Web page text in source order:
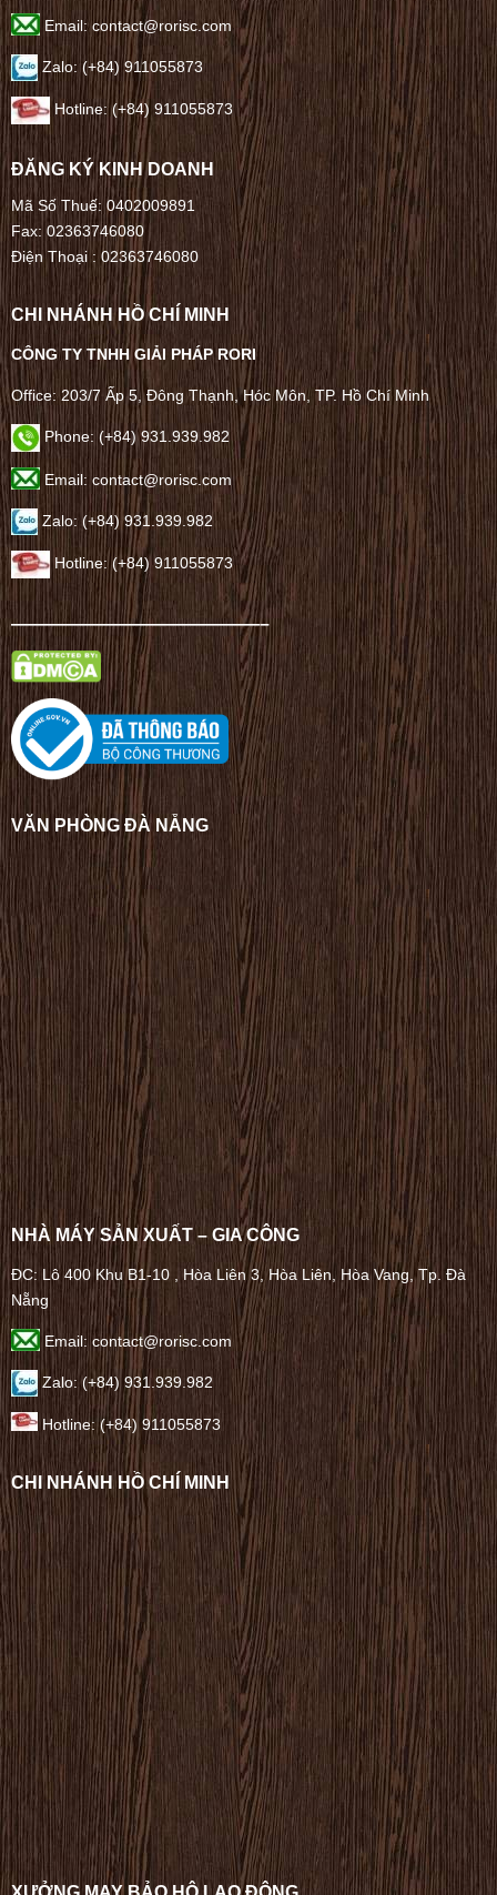
Email: contact@rorisc.com
Zalo: (+84) 911055873
Hotline: (+84) 911055873
ĐĂNG KÝ KINH DOANH
Mã Số Thuế: 0402009891
Fax: 02363746080
Điện Thoại :02363746080
CHI NHÁNH HỒ CHÍ MINH
CÔNG TY TNHH GIẢI PHÁP RORI
Office: 203/7 Ấp 5, Đông Thạnh, Hóc Môn, TP. Hồ Chí Minh
Phone: (+84) 931.939.982
Email: contact@rorisc.com
Zalo: (+84) 931.939.982
Hotline: (+84) 911055873
——————————————–
VĂN PHÒNG ĐÀ NẴNG
NHÀ MÁY SẢN XUẤT – GIA CÔNG
ĐC: Lô 400 Khu B1-10 , Hòa Liên 3, Hòa Liên, Hòa Vang, Tp. Đà
Nẵng
Email: contact@rorisc.com
Zalo: (+84) 931.939.982
Hotline: (+84) 911055873
CHI NHÁNH HỒ CHÍ MINH